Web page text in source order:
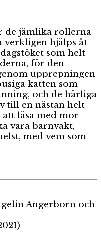
de jämlika rollerna
verkligen hjälps åt
som helt
för den
upprepningen
katten som
och de härliga
till en nästan helt
läsa med mor-
vara barnvakt,
med vem som
Angerborn och